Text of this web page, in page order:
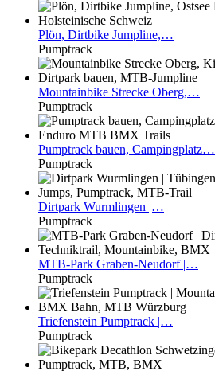
Plön, Dirtbike Jumpline,…
Pumptrack
Mountainbike Strecke Oberg,…
Pumptrack
Pumptrack bauen, Campingplatz…
Pumptrack
Dirtpark Wurmlingen |…
Pumptrack
MTB-Park Graben-Neudorf |…
Pumptrack
Triefenstein Pumptrack |…
Pumptrack